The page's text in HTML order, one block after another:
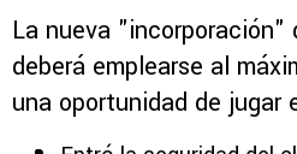
La nueva "incorporación"
deberá emplearse al
una oportunidad de jugar